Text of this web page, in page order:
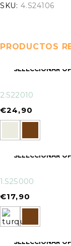
SKU: 4.S24106
PRODUCTOS
SELECCIONAR
2.S22010
€24,90
SELECCIONAR
1.S25000
€17,90
SELECCIONAR